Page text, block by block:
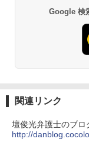
Google 検
関連リンク
壇俊光弁護士のブロ
http://